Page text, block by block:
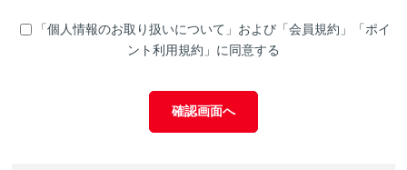
・メールによる当校の講座に関する情報提供
・翻訳者ネットワーク「アメリア」同時入会希望者の特定
・職業紹介時において応募情報を求人者に提供するため
（３）当社サービス全般についてお問い合わせいただく皆様の個人情
第3条(本規約の変更）
当社は以下の場合に、当社の裁量により、会員規約を変更すること
（1）利用規約の変更が、ユーザーの一般の利益に適合するとき。
本サービスは、当社が指定する各種サービスにおいて、会員による各種
講座の購入、サービスの利用等を促進するため、当社のサービスにおい
て利用可能なポイント（以下「ポイント」といいます。）を会員に付与
ービス」といいます。）において利用することができる特典を会員に提
供するものです。本規約に規定のない事項については、会員規約が適用
されるほか、本サービスに基づくポイント付与および利用に関して、各
「個人情報のお取り扱いについて」および「会員規約」「ポイ
ント利用規約」に同意する
確認画面へ